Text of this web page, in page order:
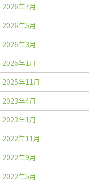
2026年7月
2026年5月
2026年3月
2026年1月
2025年11月
2023年4月
2023年1月
2022年11月
2022年9月
2022年5月